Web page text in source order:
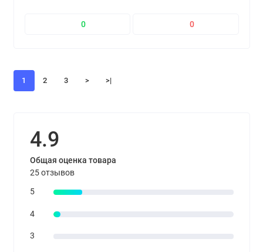
0 0
1 2 3 > >|
4.9
Общая оценка товара
25 отзывов
5
4
3